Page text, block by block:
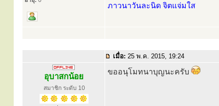
ภาวนาวันละนิด จิตแจ่มใส
เมื่อ: 25 พ.ค. 2015, 19:24
อุบาสกน้อย
สมาชิก ระดับ 10
ขออนุโมทนาบุญนะครับ